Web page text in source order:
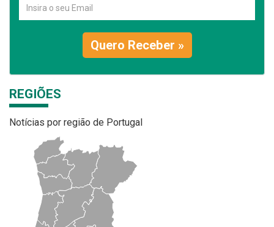
Quero Receber »
REGIÕES
Notícias por região de Portugal